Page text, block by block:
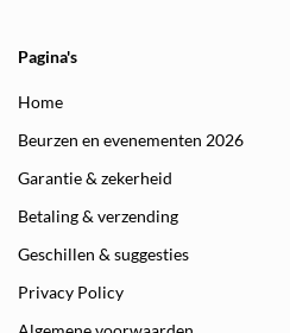
Pagina's
Home
Beurzen en evenementen 2026
Garantie & zekerheid
Betaling & verzending
Geschillen & suggesties
Privacy Policy